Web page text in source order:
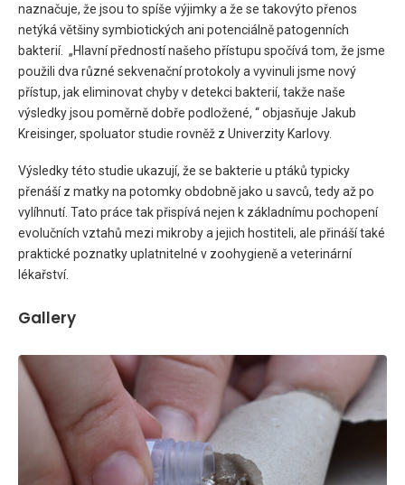
naznačuje, že jsou to spíše výjimky a že se takovýto přenos
netýká většiny symbiotických ani potenciálně patogenních
bakterií. „Hlavní předností našeho přístupu spočívá tom, že jsme
použili dva různé sekvenační protokoly a vyvinuli jsme nový
přístup, jak eliminovat chyby v detekci bakterií, takže naše
výsledky jsou poměrně dobře podložené, “ objasňuje Jakub
Kreisinger, spoluator studie rovněž z Univerzity Karlovy.
Výsledky této studie ukazují, že se bakterie u ptáků typicky
přenáší z matky na potomky obdobně jako u savců, tedy až po
vylíhnutí. Tato práce tak přispívá nejen k základnímu pochopení
evolučních vztahů mezi mikroby a jejich hostiteli, ale přináší také
praktické poznatky uplatnitelné v zoohygieně a veterinární
lékařství.
Gallery